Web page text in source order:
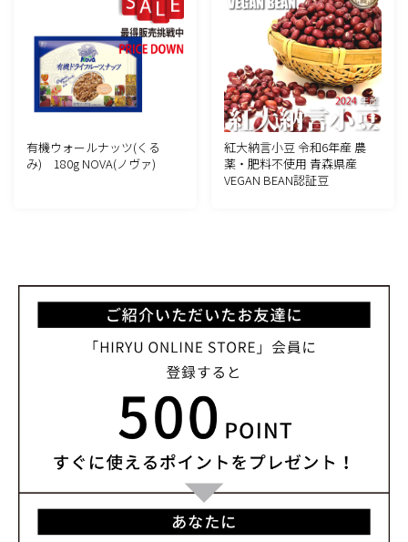
有機ウォールナッツ(くる
み) 180g NOVA(ノヴァ)
紅大納言小豆 令和6年産 農
薬・肥料不使用 青森県産
VEGAN BEAN認証豆